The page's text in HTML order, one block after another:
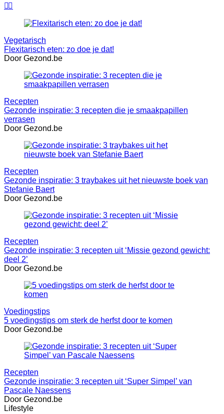

Vegetarisch
Flexitarisch eten: zo doe je dat!
Door Gezond.be
Recepten
Gezonde inspiratie: 3 recepten die je smaakpapillen
verrasen
Door Gezond.be
Recepten
Gezonde inspiratie: 3 traybakes uit het nieuwste boek van
Stefanie Baert
Door Gezond.be
Recepten
Gezonde inspiratie: 3 recepten uit ‘Missie gezond gewicht:
deel 2’
Door Gezond.be
Voedingstips
5 voedingstips om sterk de herfst door te komen
Door Gezond.be
Recepten
Gezonde inspiratie: 3 recepten uit ‘Super Simpel’ van
Pascale Naessens
Door Gezond.be
Lifestyle